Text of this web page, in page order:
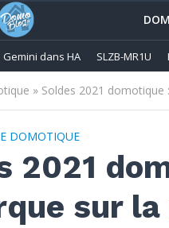
Gemini dans HA SLZB-MR1U
» Soldes 2021
DOMOTIQUE
2021
sur